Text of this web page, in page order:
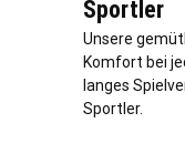
Sportler
Unsere
Komfort bei
langes
Sportler.